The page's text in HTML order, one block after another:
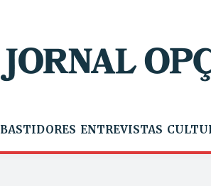
BASTIDORES ENTREVISTAS